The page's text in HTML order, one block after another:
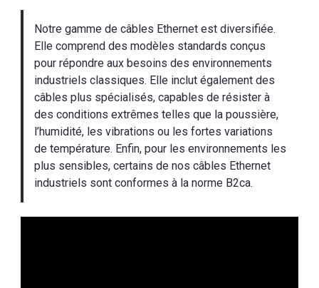
Notre gamme de câbles Ethernet est diversifiée.
Elle comprend des modèles standards conçus
pour répondre aux besoins des environnements
industriels classiques. Elle inclut également des
câbles plus spécialisés, capables de résister à
des conditions extrêmes telles que la poussière,
l’humidité, les vibrations ou les fortes variations
de température. Enfin, pour les environnements les
plus sensibles, certains de nos câbles Ethernet
industriels sont conformes à la norme B2ca.